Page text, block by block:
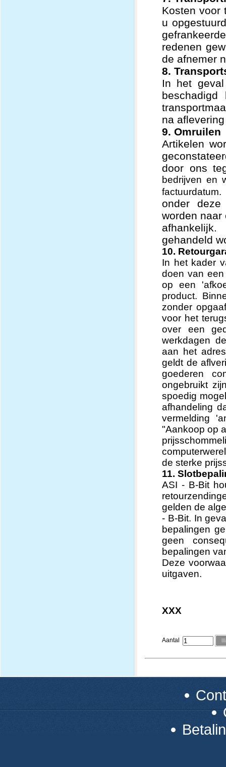
Kosten voor
u
redenen
de afnemer
8.
In het
na
9. Omruilen
Artikelen
door ons
bedrijven en
factuurdatum.
onder
worden naar
gehandeld
10.
In het kader
doen van
op een
product.
zonder
voor het
over een
werkdagen
aan het
geldt de
goederen
ongebruikt
spoedig
afhandeling
vermelding
"Aankoop op
de sterke
11.
ASI - B-Bit
gelden de
- B-Bit. In
bepalingen
geen
bepalingen
Deze
uitgaven.
XXX
Aantal